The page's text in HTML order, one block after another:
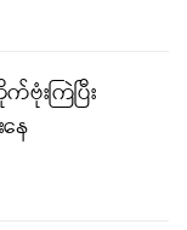
ကြဲပြီး
ေ